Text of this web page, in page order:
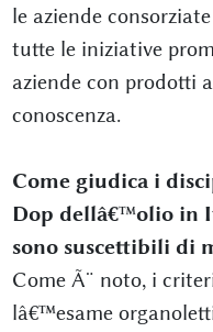
le aziende
tutte le iniziative
aziende con prodotti
conoscenza.
Come giudica i
Dop dellâ€™olio in
sono suscettibili di
Come Ã¨ noto, i
lâ€™esame